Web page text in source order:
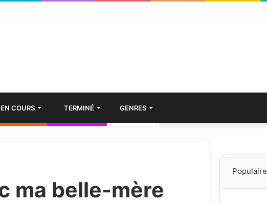
EN COURS TERMINÉ GENRES
ma belle-mère
Populaire